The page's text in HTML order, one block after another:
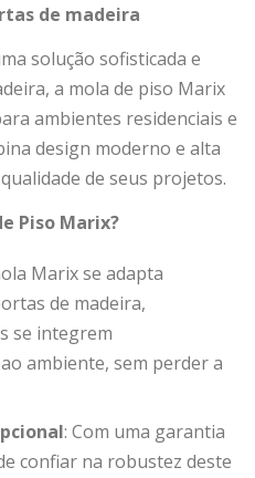
de madeira
solução sofisticada e
a mola de piso Marix
ambientes residenciais e
design moderno e alta
de seus projetos.
Piso Marix?
Marix se adapta
de madeira,
se integrem
ambiente, sem perder a
: Com uma garantia
confiar na robustez deste